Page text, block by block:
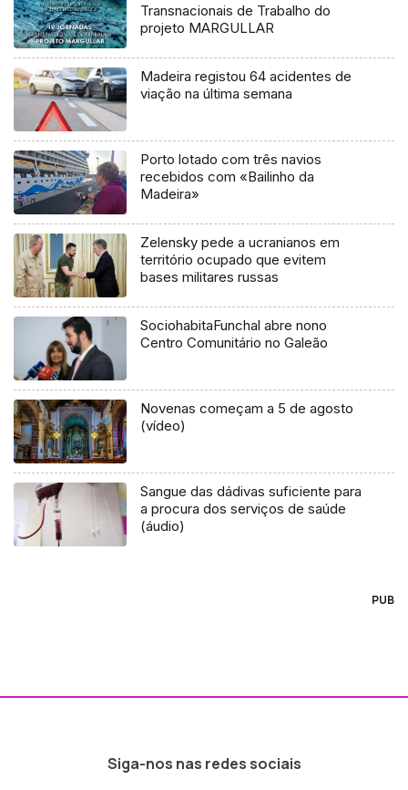
Transnacionais de Trabalho do
projeto MARGULLAR
Madeira registou 64 acidentes de
viação na última semana
Porto lotado com três navios
recebidos com «Bailinho da
Madeira»
Zelensky pede a ucranianos em
território ocupado que evitem
bases militares russas
SociohabitaFunchal abre nono
Centro Comunitário no Galeão
Novenas começam a 5 de agosto
(vídeo)
Sangue das dádivas suficiente para
a procura dos serviços de saúde
(áudio)
PUB
Siga-nos nas redes sociais